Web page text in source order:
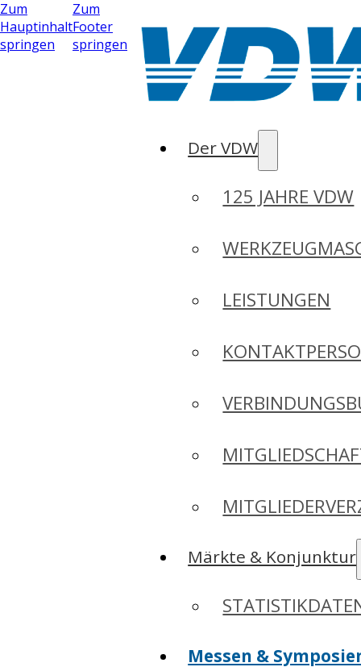
Zum
Hauptinhalt
springen
Zum
Footer
springen
Der VDW
125 JAHRE VDW
LEISTUNGEN
Märkte & Konjunktur
Messen &